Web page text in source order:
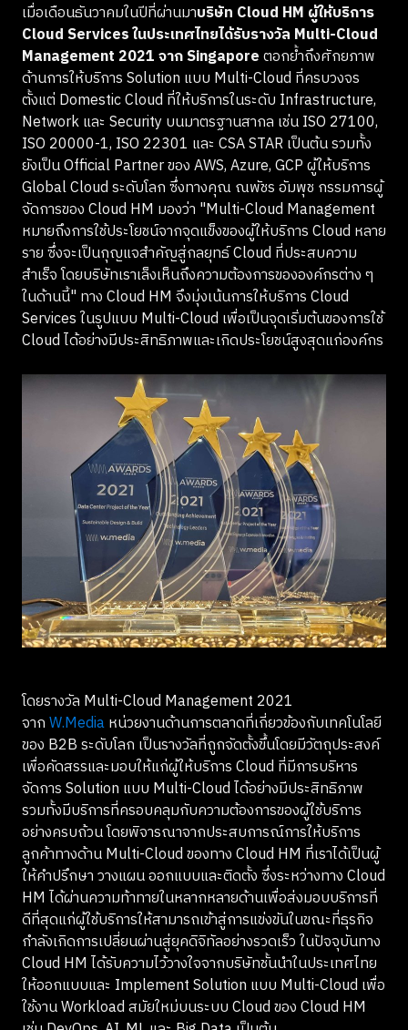
เมื่อเดือนธันวาคมในปีที่ผ่านมาบริษัท Cloud HM ผู้ให้บริการ
Cloud Services ในประเทศไทยได้รับรางวัล Multi-Cloud
Management 2021 จาก Singaporeตอกย้ำถึงศักยภาพ
ด้านการให้บริการ Solution แบบ Multi-Cloud ที่ครบวงจร
ตั้งแต่ Domestic Cloud ที่ให้บริการในระดับ Infrastructure,
Network และ Security บนมาตรฐานสากล เช่น ISO 27100,
ISO 20000-1, ISO 22301 และ CSA STAR เป็นต้น รวมทั้ง
ยังเป็น Official Partner ของ AWS, Azure, GCP ผู้ให้บริการ
Global Cloud ระดับโลก ซึ่งทางคุณ ณพัชร อัมพุช กรรมการผู้
จัดการของ Cloud HM มองว่า "Multi-Cloud Management
หมายถึงการใช้ประโยชน์จากจุดแข็งของผู้ให้บริการ Cloud หลาย
ราย ซึ่งจะเป็นกุญแจสำคัญสู่กลยุทธ์ Cloud ที่ประสบความ
สำเร็จ โดยบริษัทเราเล็งเห็นถึงความต้องการขององค์กรต่าง ๆ
ในด้านนี้" ทาง Cloud HM จึงมุ่งเน้นการให้บริการ Cloud
Services ในรูปแบบ Multi-Cloud เพื่อเป็นจุดเริ่มต้นของการใช้
Cloud ได้อย่างมีประสิทธิภาพและเกิดประโยชน์สูงสุดแก่องค์กร
โดยรางวัล Multi-Cloud Management 2021
จากW.Mediaหน่วยงานด้านการตลาดที่เกี่ยวข้องกับเทคโนโลยี
ของ B2B ระดับโลก เป็นรางวัลที่ถูกจัดตั้งขึ้นโดยมีวัตถุประสงค์
เพื่อคัดสรรและมอบให้แก่ผู้ให้บริการ Cloud ที่มีการบริหาร
จัดการ Solution แบบ Multi-Cloud ได้อย่างมีประสิทธิภาพ
รวมทั้งมีบริการที่ครอบคลุมกับความต้องการของผู้ใช้บริการ
อย่างครบถ้วน โดยพิจารณาจากประสบการณ์การให้บริการ
ลูกค้าทางด้าน Multi-Cloud ของทาง Cloud HM ที่เราได้เป็นผู้
ให้คำปรึกษา วางแผน ออกแบบและติดตั้ง ซึ่งระหว่างทาง Cloud
HM ได้ผ่านความท้าทายในหลากหลายด้านเพื่อส่งมอบบริการที่
ดีที่สุดแก่ผู้ใช้บริการให้สามารถเข้าสู่การแข่งขันในขณะที่ธุรกิจ
กำลังเกิดการเปลี่ยนผ่านสู่ยุคดิจิทัลอย่างรวดเร็ว ในปัจจุบันทาง
Cloud HM ได้รับความไว้วางใจจากบริษัทชั้นนำในประเทศไทย
ให้ออกแบบและ Implement Solution แบบ Multi-Cloud เพื่อ
ใช้งาน Workload สมัยใหม่บนระบบ Cloud ของ Cloud HM